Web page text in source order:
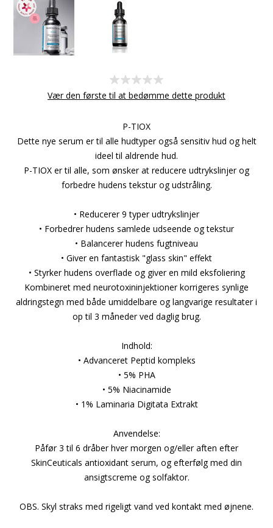
Vær den første til at bedømme dette produkt
P-TIOX
Dette nye serum er til alle hudtyper også sensitiv hud og helt
ideel til aldrende hud.
P-TIOX er til alle, som ønsker at reducere udtrykslinjer og
forbedre hudens tekstur og udstråling.
• Reducerer 9 typer udtrykslinjer
• Forbedrer hudens samlede udseende og tekstur
• Balancerer hudens fugtniveau
• Giver en fantastisk "glass skin" effekt
• Styrker hudens overflade og giver en mild eksfoliering
Kombineret med neurotoxininjektioner korrigeres synlige
aldringstegn med både umiddelbare og langvarige resultater i
op til 3 måneder ved daglig brug.
Indhold:
• Advanceret Peptid kompleks
• 5% PHA
• 5% Niacinamide
• 1% Laminaria Digitata Extrakt
Anvendelse:
Påfør 3 til 6 dråber hver morgen og/eller aften efter
SkinCeuticals antioxidant serum, og efterfølg med din
ansigtscreme og solfaktor.
OBS. Skyl straks med rigeligt vand ved kontakt med øjnene.